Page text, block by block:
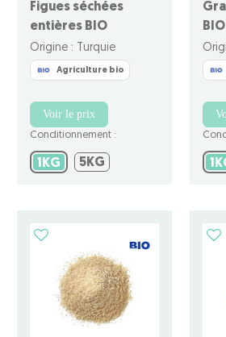
Figues séchées
entières BIO
Origine : Turquie
Agriculture bio
Voir le prix
Conditionnement :
1KG 1KG5KG
BIO